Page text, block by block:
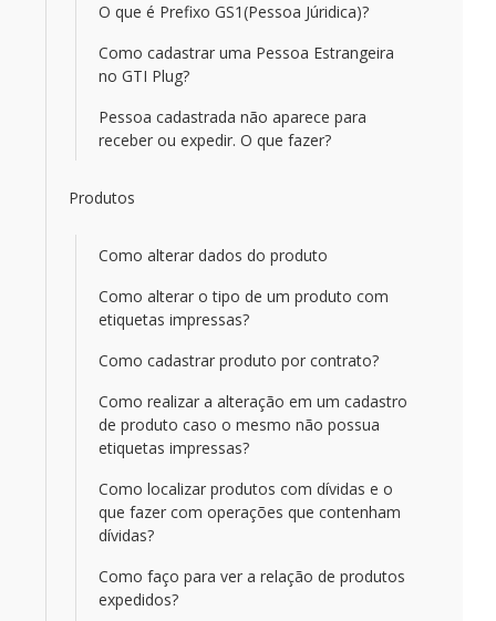
O que é Prefixo GS1(Pessoa Júridica)?
Como cadastrar uma Pessoa Estrangeira
no GTI Plug?
Pessoa cadastrada não aparece para
receber ou expedir. O que fazer?
Produtos
Como alterar dados do produto
Como alterar o tipo de um produto com
etiquetas impressas?
Como cadastrar produto por contrato?
Como realizar a alteração em um cadastro
de produto caso o mesmo não possua
etiquetas impressas?
Como localizar produtos com dívidas e o
que fazer com operações que contenham
dívidas?
Como faço para ver a relação de produtos
expedidos?